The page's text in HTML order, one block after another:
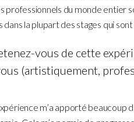
professionnels du monde entier
dans la plupart des stages qui
vous de cette
(artistiquement,
m’a apporté beaucoup